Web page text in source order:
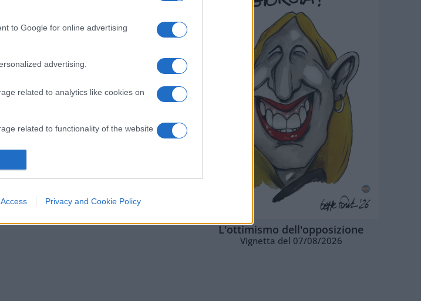
to Google for online advertising
advertising.
related to analytics like cookies on
related to functionality of the website
related to personalization.
prevention, and other user protection.
Privacy and Cookie Policy
L'ottimismo dell'opposizione
Vignetta del 07/08/2026